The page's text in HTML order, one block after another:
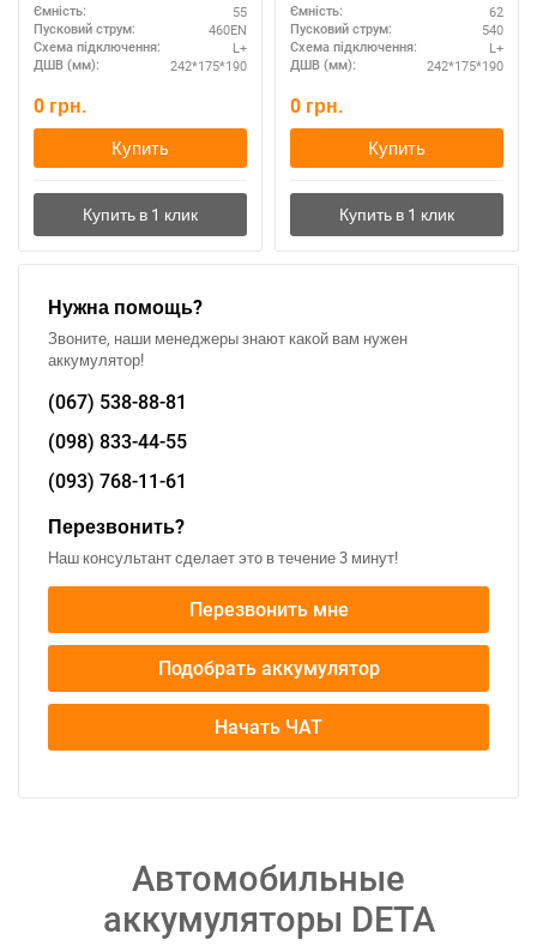
Ємність: 55
Пусковий струм: 460EN
Схема підключення: L+
ДШВ (мм): 242*175*190
0 грн.
Купить
Ємність: 62
Пусковий струм: 540
Схема підключення: L+
ДШВ (мм): 242*175*190
0 грн.
Купить
Нужна помощь?
Звоните, наши менеджеры знают какой вам нужен
аккумулятор!
(067) 538-88-81
(098) 833-44-55
(093) 768-11-61
Перезвонить?
Наш консультант сделает это в течение 3 минут!
Перезвонить мне
Подобрать аккумулятор
Начать ЧАТ
Автомобильные
аккумуляторы DETA
За відсутності звязку - дзвоніть, пишіть у Viber / Telegram
(093) 600-51-11
Написати в Viber Написати в Telegram